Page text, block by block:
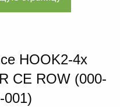
HOOK2-4x
CE ROW (000-
001)